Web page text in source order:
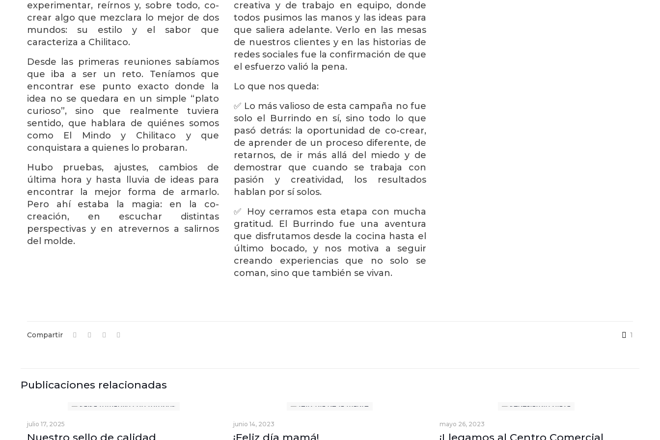
experimentar, reírnos y, sobre todo, co-
crear algo que mezclara lo mejor de dos
mundos: su estilo y el sabor que
caracteriza a Chilitaco.
Desde las primeras reuniones sabíamos
que iba a ser un reto. Teníamos que
encontrar ese punto exacto donde la
idea no se quedara en un simple “plato
curioso”, sino que realmente tuviera
sentido, que hablara de quiénes somos
como El Mindo y Chilitaco y que
conquistara a quienes lo probaran.
Hubo pruebas, ajustes, cambios de
última hora y hasta lluvia de ideas para
encontrar la mejor forma de armarlo.
Pero ahí estaba la magia: en la co-
creación, en escuchar distintas
perspectivas y en atrevernos a salirnos
del molde.
creativa y de trabajo en equipo, donde
todos pusimos las manos y las ideas para
que saliera adelante. Verlo en las mesas
de nuestros clientes y en las historias de
redes sociales fue la confirmación de que
el esfuerzo valió la pena.
Lo que nos queda:
✅ Lo más valioso de esta campaña no fue
solo el Burrindo en sí, sino todo lo que
pasó detrás: la oportunidad de co-crear,
de aprender de un proceso diferente, de
retarnos, de ir más allá del miedo y de
demostrar que cuando se trabaja con
pasión y creatividad, los resultados
hablan por sí solos.
✅ Hoy cerramos esta etapa con mucha
gratitud. El Burrindo fue una aventura
que disfrutamos desde la cocina hasta el
último bocado, y nos motiva a seguir
creando experiencias que no solo se
coman, sino que también se vivan.
Compartir 1
Publicaciones relacionadas
julio 17, 2025
Nuestro sello de calidad
junio 14, 2023
¡Feliz día mamá!
mayo 26, 2023
¡Llegamos al Centro Comercial